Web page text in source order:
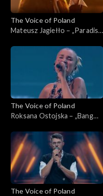
The Voice of Poland
Mateusz Jagiełło – „Paradise
Live 1, 8 listopada 2025
The Voice of Poland
Roksana Ostojska – „Bang
Live 1, 8 listopada 2025
The Voice of Poland